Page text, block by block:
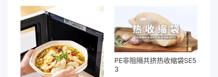
PE非阻隔共挤热收缩袋SE5
3